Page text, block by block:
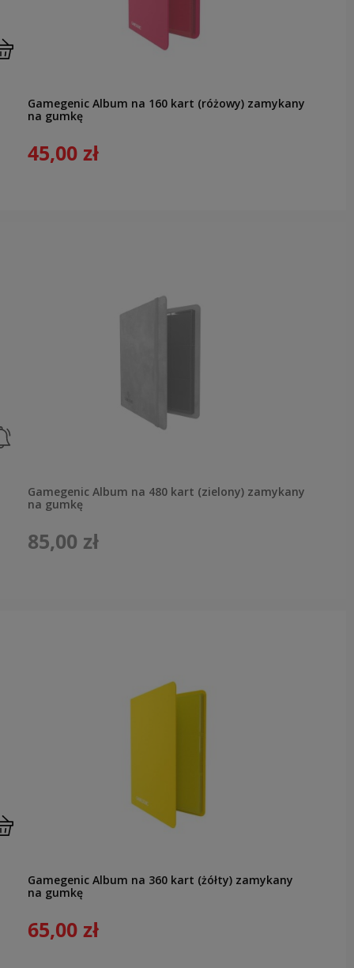
Gamegenic Album na 160 kart (różowy) zamykany
na gumkę
45,00 zł
Gamegenic Album na 480 kart (zielony) zamykany
na gumkę
85,00 zł
Gamegenic Album na 360 kart (żółty) zamykany
na gumkę
65,00 zł